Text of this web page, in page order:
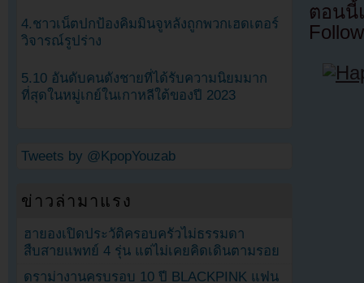
ตอนนี้
4.ชาวเน็ตปกป้องคิมมินจูหลังถูกพวกเฮดเตอร์
วิจารณ์รูปร่าง
5.10 อันดับคนดังชายที่ได้รับความนิยมมาก
ที่สุดในหมู่เกย์ในเกาหลีใต้ของปี 2023
Tweets by @KpopYouzab
ข่าวล่ามาแรง
ฮายองเปิดประวัติครอบครัวไม่ธรรมดา
สืบสายแพทย์ 4 รุ่น แต่ไม่เคยคิดเดินตามรอย
ดราม่างานครบรอบ 10 ปี BLACKPINK แฟน